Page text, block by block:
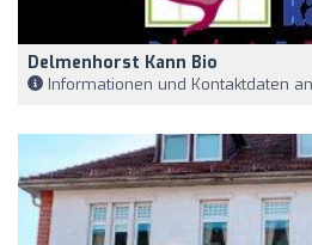
Delmenhorst Kann Bio
Informationen und Kontaktdaten